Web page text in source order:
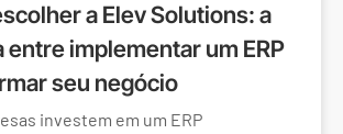
a Elev Solutions: a
implementar um ERP
seu negócio
investem em um ERP